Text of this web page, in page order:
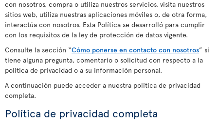
con nosotros, compra o utiliza nuestros servicios, visita nuestros
sitios web, utiliza nuestras aplicaciones móviles o, de otra forma,
interactúa con nosotros. Esta Política se desarrolló para cumplir
con los requisitos de la ley de protección de datos vigente.
Consulte la sección “Cómo ponerse en contacto con nosotros” si
tiene alguna pregunta, comentario o solicitud con respecto a la
política de privacidad o a su información personal.
A continuación puede acceder a nuestra política de privacidad
completa.
Política de privacidad completa